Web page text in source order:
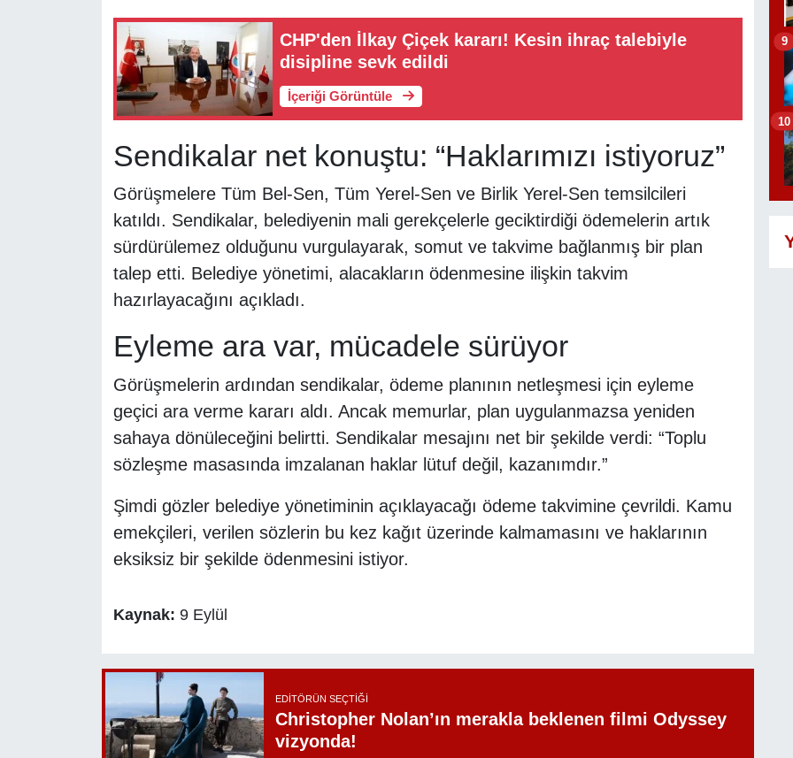
CHP'den İlkay Çiçek kararı! Kesin ihraç talebiyle
disipline sevk edildi
İçeriği Görüntüle
Sendikalar net konuştu: “Haklarımızı istiyoruz”
Görüşmelere Tüm Bel-Sen, Tüm Yerel-Sen ve Birlik Yerel-Sen temsilcileri
katıldı. Sendikalar, belediyenin mali gerekçelerle geciktirdiği ödemelerin artık
sürdürülemez olduğunu vurgulayarak, somut ve takvime bağlanmış bir plan
talep etti. Belediye yönetimi, alacakların ödenmesine ilişkin takvim
hazırlayacağını açıkladı.
Eyleme ara var, mücadele sürüyor
Görüşmelerin ardından sendikalar, ödeme planının netleşmesi için eyleme
geçici ara verme kararı aldı. Ancak memurlar, plan uygulanmazsa yeniden
sahaya dönüleceğini belirtti. Sendikalar mesajını net bir şekilde verdi: “Toplu
sözleşme masasında imzalanan haklar lütuf değil, kazanımdır.”
Şimdi gözler belediye yönetiminin açıklayacağı ödeme takvimine çevrildi. Kamu
emekçileri, verilen sözlerin bu kez kağıt üzerinde kalmamasını ve haklarının
eksiksiz bir şekilde ödenmesini istiyor.
Kaynak: 9 Eylül
EDITÖRÜN SEÇTIĞI
Christopher Nolan’ın merakla beklenen filmi Odyssey
vizyonda!
9
10